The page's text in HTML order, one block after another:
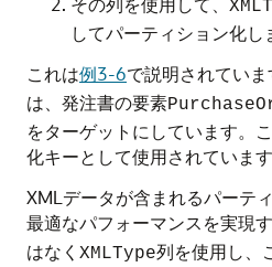
してパーティション化し
これは例3-6で説明されてい
は、発注書の要素
をターゲットにしています。
化キーとして使用されています
XMLデータが含まれるパーテ
最適なパフォーマンスを実現す
はなく XMLType列を使用し、